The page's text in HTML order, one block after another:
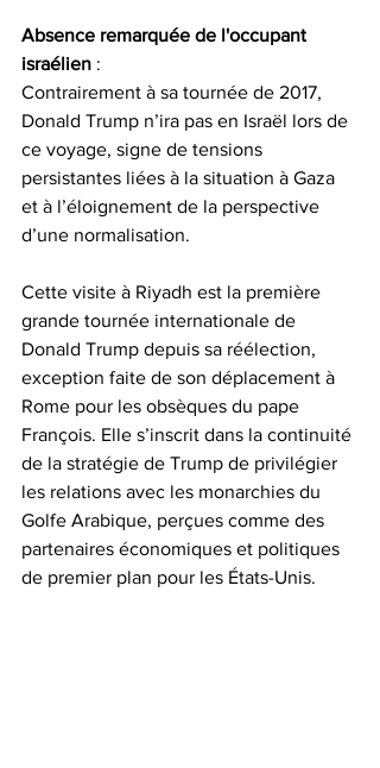
Absence remarquée de l'occupant
israélien :
Contrairement à sa tournée de 2017,
Donald Trump n’ira pas en Israël lors de
ce voyage, signe de tensions
persistantes liées à la situation à Gaza
et à l’éloignement de la perspective
d’une normalisation.
Cette visite à Riyadh est la première
grande tournée internationale de
Donald Trump depuis sa réélection,
exception faite de son déplacement à
Rome pour les obsèques du pape
François. Elle s’inscrit dans la continuité
de la stratégie de Trump de privilégier
les relations avec les monarchies du
Golfe Arabique, perçues comme des
partenaires économiques et politiques
de premier plan pour les États-Unis.